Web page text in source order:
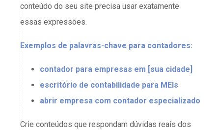
conteúdo do seu site precisa usar exatamente
essas expressões.
Exemplos de palavras-chave para contadores:
contador para empresas em [sua cidade]
escritório de contabilidade para MEIs
abrir empresa com contador especializado
Crie conteúdos que respondam dúvidas reais dos